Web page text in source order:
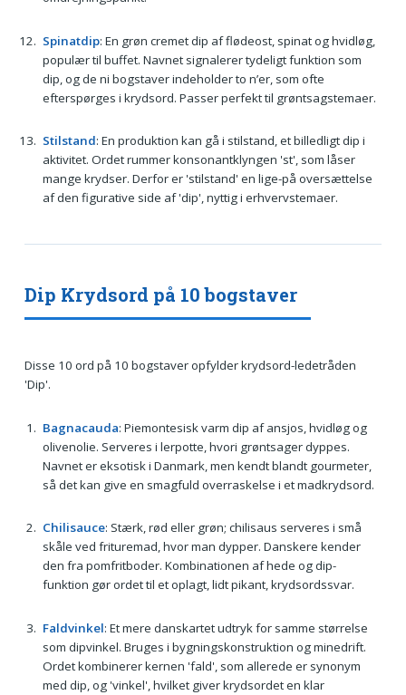
Spinatdip: En grøn cremet dip af flødeost, spinat og hvidløg,
populær til buffet. Navnet signalerer tydeligt funktion som
dip, og de ni bogstaver indeholder to n’er, som ofte
efterspørges i krydsord. Passer perfekt til grøntsagstemaer.
Stilstand: En produktion kan gå i stilstand, et billedligt dip i
aktivitet. Ordet rummer konsonantklyngen 'st', som låser
mange krydser. Derfor er 'stilstand' en lige-på oversættelse
af den figurative side af 'dip', nyttig i erhvervstemaer.
Dip Krydsord på 10 bogstaver
Disse 10 ord på 10 bogstaver opfylder krydsord-ledetråden
'Dip'.
Bagnacauda: Piemontesisk varm dip af ansjos, hvidløg og
olivenolie. Serveres i lerpotte, hvori grøntsager dyppes.
Navnet er eksotisk i Danmark, men kendt blandt gourmeter,
så det kan give en smagfuld overraskelse i et madkrydsord.
Chilisauce: Stærk, rød eller grøn; chilisaus serveres i små
skåle ved frituremad, hvor man dypper. Danskere kender
den fra pomfritboder. Kombinationen af hede og dip-
funktion gør ordet til et oplagt, lidt pikant, krydsordssvar.
Faldvinkel: Et mere danskartet udtryk for samme størrelse
som dipvinkel. Bruges i bygningskonstruktion og minedrift.
Ordet kombinerer kernen 'fald', som allerede er synonym
med dip, og 'vinkel', hvilket giver krydsordet en klar